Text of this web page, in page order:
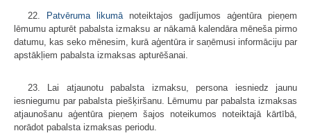
22. Patvēruma likumā noteiktajos gadījumos aģentūra pieņem
lēmumu apturēt pabalsta izmaksu ar nākamā kalendāra mēneša pirmo
datumu, kas seko mēnesim, kurā aģentūra ir saņēmusi informāciju par
apstākļiem pabalsta izmaksas apturēšanai.
23. Lai atjaunotu pabalsta izmaksu, persona iesniedz jaunu
iesniegumu par pabalsta piešķiršanu. Lēmumu par pabalsta izmaksas
atjaunošanu aģentūra pieņem šajos noteikumos noteiktajā kārtībā,
norādot pabalsta izmaksas periodu.